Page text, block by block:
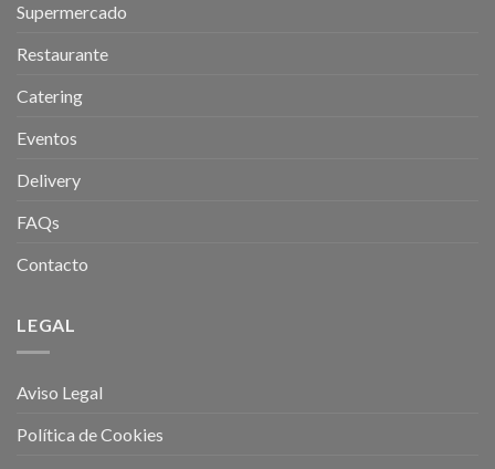
Supermercado
Restaurante
Catering
Eventos
Delivery
FAQs
Contacto
LEGAL
Aviso Legal
Política de Cookies